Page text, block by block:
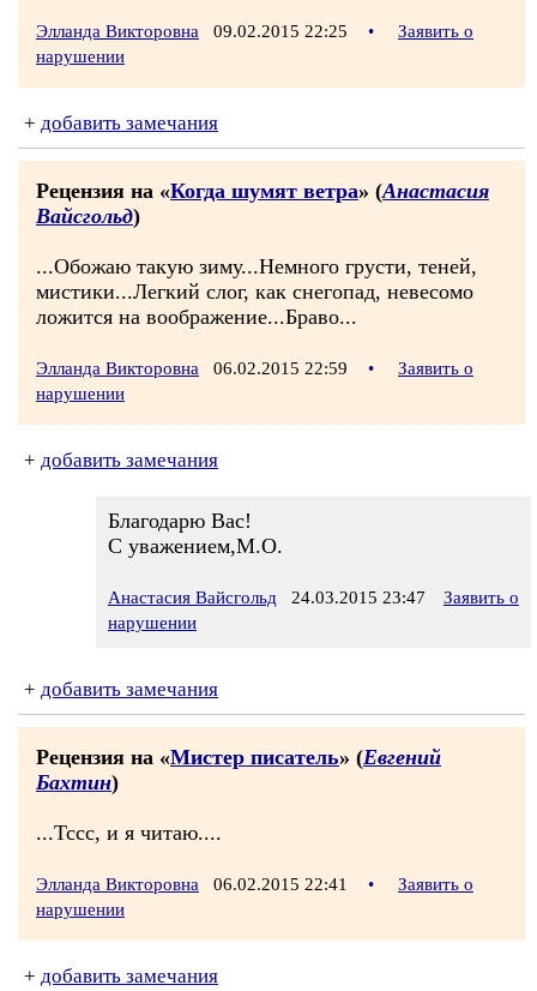
Элланда Викторовна 09.02.2015 22:25 •
Заявить о
нарушении
+ добавить замечания
Рецензия на «Когда шумят ветра» (Анастасия
Вайсгольд)
...Обожаю такую зиму...Немного грусти, теней,
мистики...Легкий слог, как снегопад, невесомо
ложится на воображение...Браво...
Элланда Викторовна 06.02.2015 22:59 •
Заявить о
нарушении
+ добавить замечания
Благодарю Вас!
С уважением,М.О.
Анастасия Вайсгольд 24.03.2015 23:47
Заявить о
нарушении
+ добавить замечания
Рецензия на «Мистер писатель» (Евгений
Бахтин)
...Тссс, и я читаю....
Элланда Викторовна 06.02.2015 22:41 •
Заявить о
нарушении
+ добавить замечания